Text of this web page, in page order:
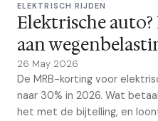
ELEKTRISCH RIJDEN
Elektrische
aan
26 May 2026
De MRB-korting voor
naar 30% in 2026. Wat
het met de bijtelling, en